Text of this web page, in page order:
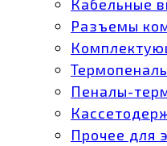
Кабельные
Разъемы
Пеналы-
Прочее для